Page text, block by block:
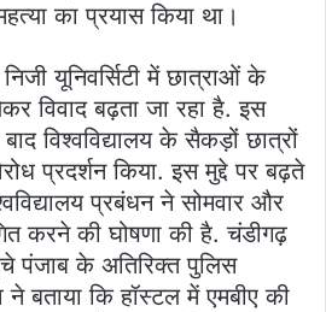
का प्रयास किया था।
यूनिवर्सिटी में छात्राओं के
विवाद बढ़ता जा रहा है. इस
विश्वविद्यालय के सैकड़ों छात्रों
प्रदर्शन किया. इस मुद्दे पर बढ़ते
प्रबंधन ने सोमवार और
करने की घोषणा की है. चंडीगढ़
पंजाब के अतिरिक्त पुलिस
बताया कि हॉस्टल में एमबीए की